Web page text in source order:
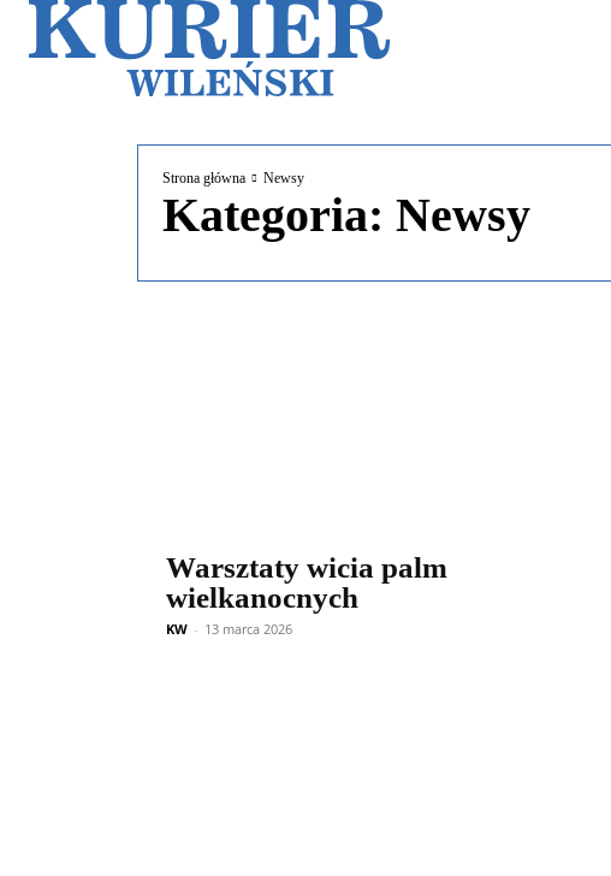
Strona główna Newsy
Kategoria: Newsy
Warsztaty wicia palm
wielkanocnych
KW - 13 marca 2026